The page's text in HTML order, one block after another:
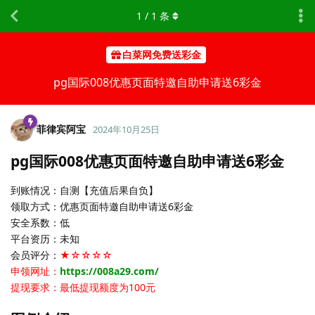
白菜网免费送彩金
pg国际008优惠页面特邀自助申请送6彩金
1 / 1 条
菲律宾阿宝 2024年10月25日
pg国际008优惠页面特邀自助申请送6彩金
到账情况：自测【充值后果自负】
领取方式：优惠页面特邀自助申请送6彩金
安全系数：低
平台资历：未知
会员评分： ★☆☆☆☆
申领网址： https://008a29.com/
提现要求：最低提现额度为100元